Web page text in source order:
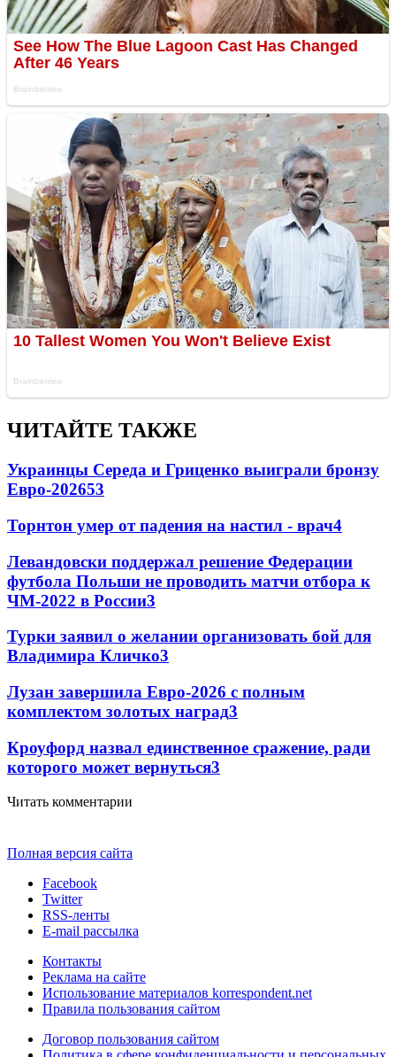
ЧИТАЙТЕ ТАКЖЕ
Украинцы Середа и Гриценко выиграли бронзу
Евро-202653
Торнтон умер от падения на настил - врач4
Левандовски поддержал решение Федерации
футбола Польши не проводить матчи отбора к
ЧМ-2022 в России3
Турки заявил о желании организовать бой для
Владимира Кличко3
Лузан завершила Евро-2026 с полным
комплектом золотых наград3
Кроуфорд назвал единственное сражение, ради
которого может вернуться3
Читать комментарии
Полная версия сайта
Facebook
Twitter
RSS-ленты
E-mail рассылка
Контакты
Реклама на сайте
Использование материалов korrespondent.net
Правила пользования сайтом
Договор пользования сайтом